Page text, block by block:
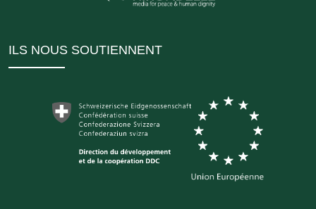
ILS NOUS SOUTIENNENT